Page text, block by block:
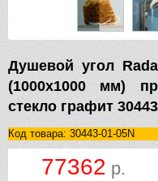
Душевой угол
(1000х1000 мм)
стекло графит
Код товара: 30443-01-05N
77362 р.